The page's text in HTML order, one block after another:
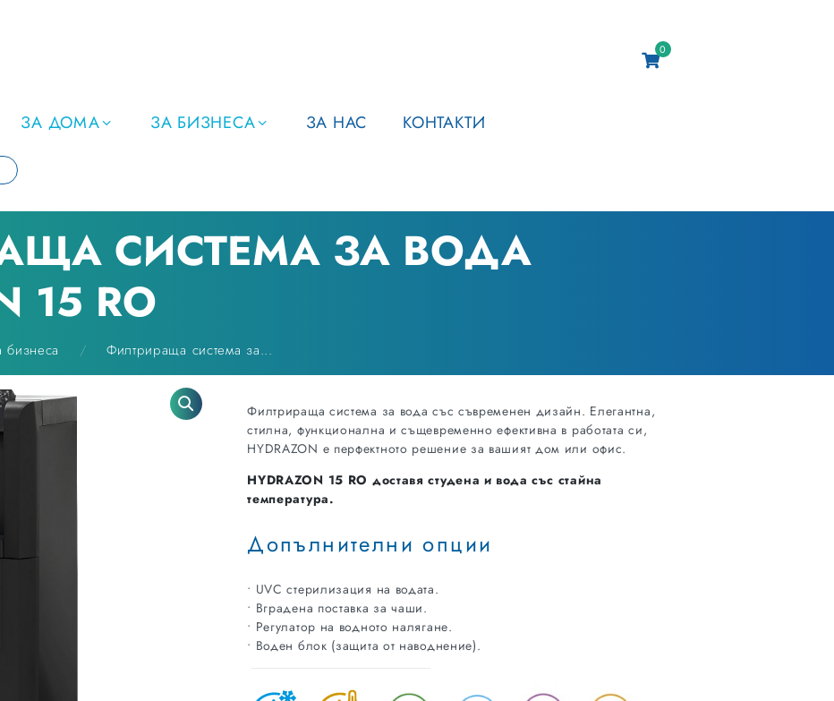
0
ЗА ДОМА ЗА БИЗНЕСА ЗА НАС КОНТАКТИ
СИСТЕМА ЗА ВОДА
15 RO
бизнеса Филтрираща система за...
Филтрираща система за вода със съвременен дизайн. Елегантна,
стилна, функционална и същевременно ефективна в работата си,
HYDRAZON е перфектното решение за вашият дом или офис.
HYDRAZON 15 RO доставя студена и вода със стайна
температура.
Допълнителни опции
• UVC стерилизация на водата.
• Вградена поставка за чаши.
• Регулатор на водното налягане.
• Воден блок (защита от наводнение).